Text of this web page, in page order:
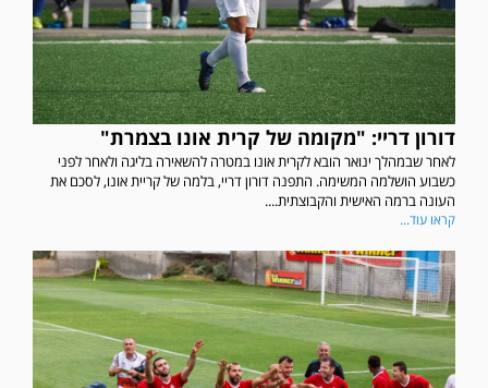
דורון דריי: "מקומה של קרית אונו בצמרת"
לאחר שבמהלך ינואר הובא לקרית אונו במטרה להשאירה בליגה ולאחר לפני
כשבוע הושלמה המשימה. התפנה דורון דריי, בלמה של קריית אונו, לסכם את
העונה ברמה האישית והקבוצתית....
קראו עוד...